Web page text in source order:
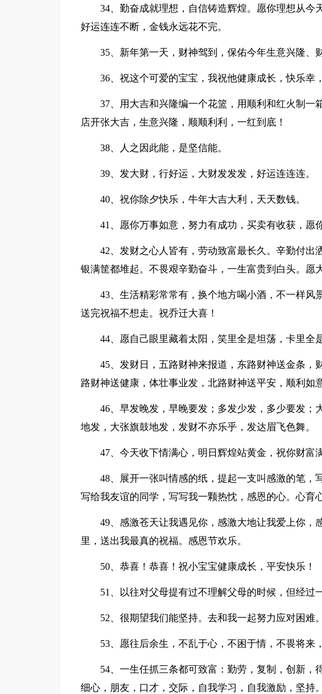
34、勤奋成就理想，自信铸造辉煌。愿你理想从今
好运连连不断，金钱永远花不完。
35、新年第一天，财神驾到，保佑今年生意兴隆、财
36、祝这个可爱的宝宝，我祝他健康成长，快乐幸，
37、用大吉和兴隆编一个花篮，用顺利和红火制一
店开张大吉，生意兴隆，顺顺利利，一红到底！
38、人之因此能，是坚信能。
39、发大财，行好运，大财发发发，好运连连连。
40、祝你除夕快乐，牛年大吉大利，天天数钱。
41、愿你万事如意，努力有成功，买卖有收获，愿你
42、发财之心人皆有，劳动致富最长久。辛勤付出
银满筐都堆起。不畏艰辛勤奋斗，一生富贵到白头。愿
43、生活精彩常常有，换个地方喝小酒，不一样风
送完祝福不想走。祝乔迁大喜！
44、愿自己眼里藏着太阳，笑里全是坦荡，卡里全是
45、发财日，五路财神来报道，东路财神送金条，
路财神送健康，体壮事业发，北路财神送平安，顺利如
46、早发晚发，早晚要发；多发少发，多少要发；
地发，大张旗鼓地发，发财不亦乐乎，发达眉飞色舞。
47、今天收下情满心，明日辉煌站黄金，祝你财富满
48、展开一张叫情感的纸，提起一支叫感激的笔，
写给我友谊的同学，写写我一颗热忱，感恩的心。心育
49、感激苍天让我遇见你，感激大地让我爱上你，
里，送出我最真的祝福。感恩节欢乐。
50、恭喜！恭喜！祝小宝宝健康成长，平安快乐！
51、以往对父母提有过不理解父母的时候，但经过一
52、很期望我们能坚持。去和我一起努力应对困难
53、愿往后余生，不乱于心，不困于情，不畏将来，
54、一生任抓三条都可致富：勤劳，复制，创新，
细心，朋友，口才，交际，自我学习，自我激励，坚持。